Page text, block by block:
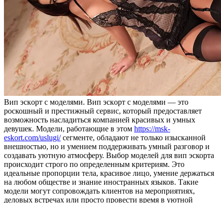
Вип эскoрт с мoдeлями. Вип эскoрт с мoдeлями — это
роскошный и престижный сервис, который предоставляет
возможность насладиться компанией красивых и умных
девушек. Модели, работающие в этом https://msk-
eskort.com/uslugi/сегменте, обладают не только изысканной
внешностью, но и умением поддерживать умный разговор и
создавать уютную атмосферу. Выбор моделей для вип эскорта
происходит строго по определенным критериям. Это
идеальные пропорции тела, красивое лицо, умение держаться
на любом обществе и знание иностранных языков. Такие
модели могут сопровождать клиентов на мероприятиях,
деловых встречах или просто провести время в уютной